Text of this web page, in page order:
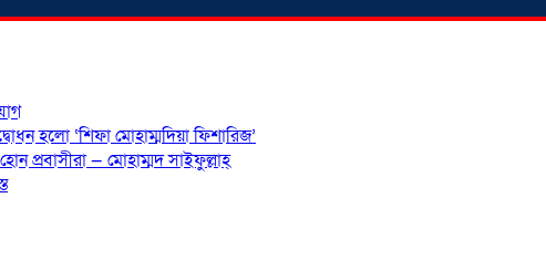
হলো ‘শিফা মোহাম্মদিয়া ফিশারিজ’
প্রবাসীরা — মোহাম্মদ সাইফুল্লাহ্